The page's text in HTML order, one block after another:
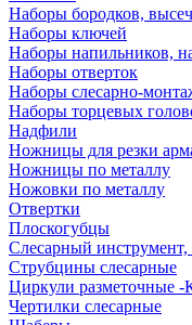
Наборы бородков,
Наборы ключей
Наборы напильников,
Наборы отверток
Наборы слесарно-
Наборы торцевых
Надфили
Ножницы для резки
Ножницы по металлу
Ножовки по металлу
Отвертки
Плоскогубцы
Слесарный инструмент,
Струбцины слесарные
Циркули разметочные -
Чертилки слесарные